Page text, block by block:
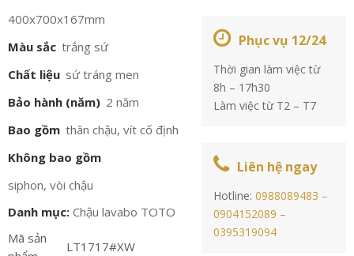
400x700x167mm
Màu sắc trắng sứ
Chất liệu sứ tráng men
Bảo hành (năm) 2 năm
Bao gồm thân chậu, vít cố định
Không bao gồm
siphon, vòi chậu
Danh mục: Chậu lavabo TOTO
Mã sản
LT1717#XW
Phục vụ 12/24
Thời gian làm việc từ
8h – 17h30
Làm việc từ T2 – T7
Liên hệ ngay
Hotline:0988089483 –
0904152089 –
0395319094